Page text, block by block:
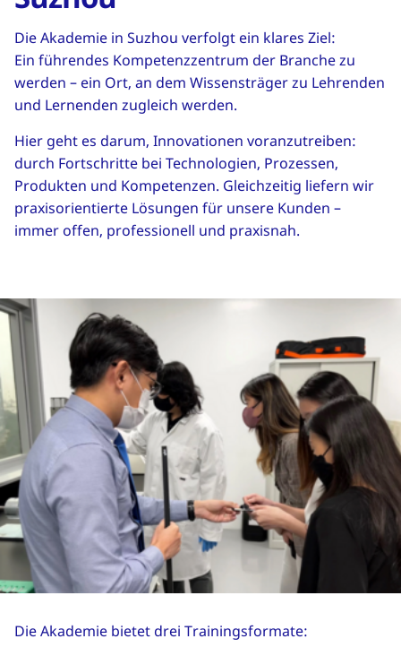
Die Akademie in Suzhou verfolgt ein klares Ziel:
Ein führendes Kompetenzzentrum der Branche zu
werden – ein Ort, an dem Wissensträger zu Lehrenden
und Lernenden zugleich werden.
Hier geht es darum, Innovationen voranzutreiben:
durch Fortschritte bei Technologien, Prozessen,
Produkten und Kompetenzen. Gleichzeitig liefern wir
praxisorientierte Lösungen für unsere Kunden –
immer offen, professionell und praxisnah.
Die Akademie bietet drei Trainingsformate: